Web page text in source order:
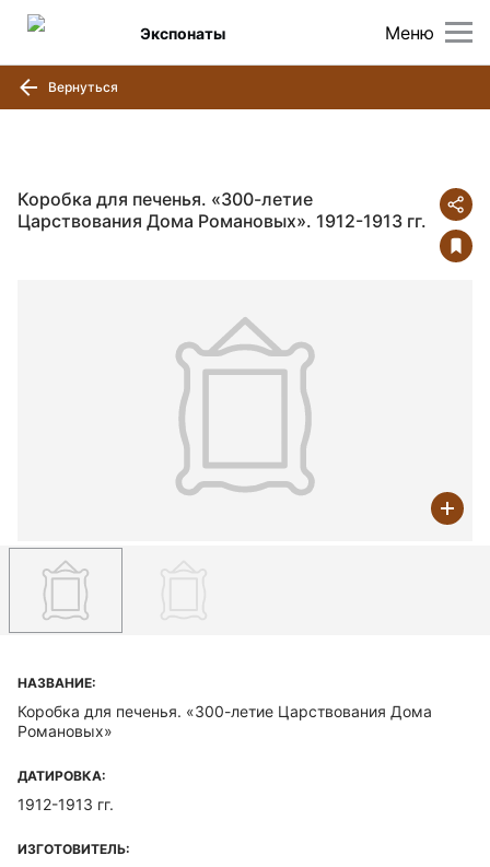
Меню
Экспонаты
Вернуться
Коробка для печенья. «300-летие
Царствования Дома Романовых». 1912-1913 гг.
НАЗВАНИЕ:
Коробка для печенья. «300-летие Царствования Дома
Романовых»
ДАТИРОВКА:
1912-1913 гг.
ИЗГОТОВИТЕЛЬ: